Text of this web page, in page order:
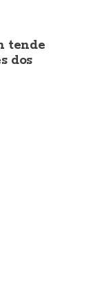
tende
dos